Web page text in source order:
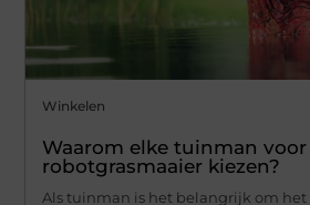
Winkelen
Waarom elke tuinman voor
robotgrasmaaier kiezen?
Als tuinman is het belangrijk om het